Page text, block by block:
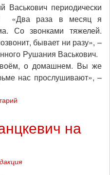
Васькович периодически
«Два раза в месяц я
Со звонками тяжелей.
бывает ни разу», –
Рушания Васькович.
о домашнем. Вы же
нас прослушивают», –
на